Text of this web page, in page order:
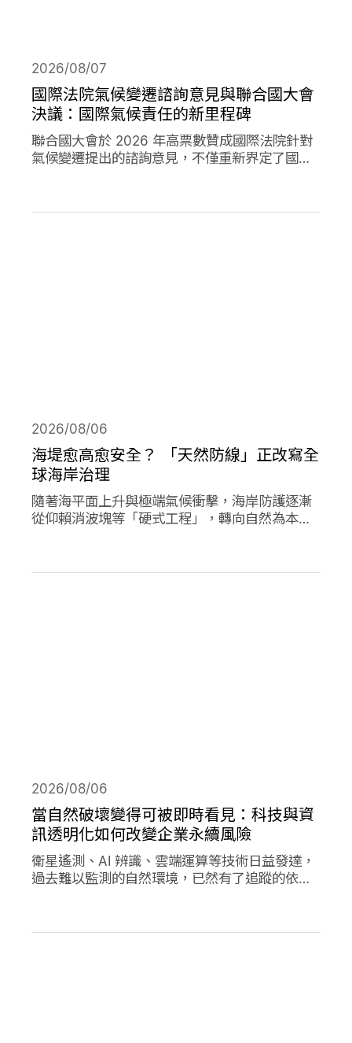
國際法院氣候變遷諮詢意見與聯合國大會
決議：國際氣候責任的新里程碑
2026/08/07
聯合國大會於 2026 年高票數贊成國際法院針對
氣候變遷提出的諮詢意見，不僅重新界定了國際
律責任的承諾。
海堤愈高愈安全？ 「天然防線」正改寫全
球海岸治理
2026/08/06
隨著海平面上升與極端氣候衝擊，海岸防護逐漸
從仰賴消波塊等「硬式工程」，轉向自然為本的
成為守護海岸的「天然防線」。
當自然破壞變得可被即時看見：科技與資
訊透明化如何改變企業永續風險
2026/08/06
衛星遙測、AI 辨識、雲端運算等技術日益發達，
過去難以監測的自然環境，已然有了追蹤的依